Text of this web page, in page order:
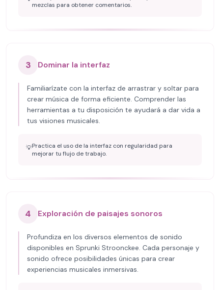
mezclas para obtener comentarios.
3 Dominar la interfaz
Familiarízate con la interfaz de arrastrar y soltar para
crear música de forma eficiente. Comprender las
herramientas a tu disposición te ayudará a dar vida a
tus visiones musicales.
💡Practica el uso de la interfaz con regularidad para
mejorar tu flujo de trabajo.
4 Exploración de paisajes sonoros
Profundiza en los diversos elementos de sonido
disponibles en Sprunki Stroonckee. Cada personaje y
sonido ofrece posibilidades únicas para crear
experiencias musicales inmersivas.